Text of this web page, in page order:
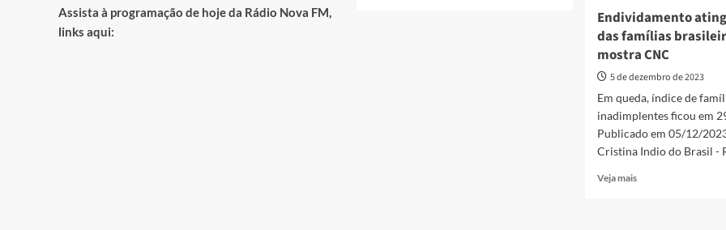
Endividamento
das famílias
mostra CNC
5 de dezembro de 2023
Em queda, índice de
inadimplentes ficou em
Publicado em 05/12/
Cristina Indio do Brasil -
Veja maisRead
Assista à programação de hoje da Rádio Nova FM,
links aqui: